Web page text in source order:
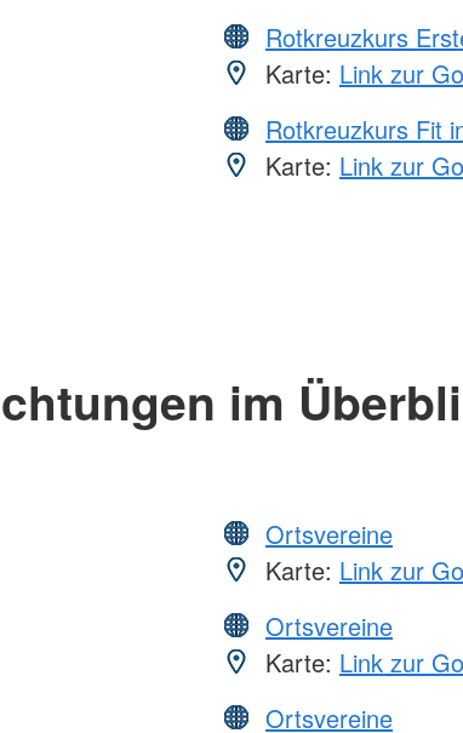
Rotkreuzkurs
Karte: Link zur
Rotkreuzkurs Fit
Karte: Link zur
im
Ortsvereine
Karte: Link zur
Ortsvereine
Karte: Link zur
Ortsvereine